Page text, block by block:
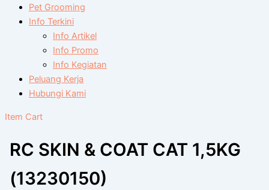
Pet Grooming
Info Terkini
Info Artikel
Info Promo
Info Kegiatan
Peluang Kerja
Hubungi Kami
Item Cart
RC SKIN & COAT CAT 1,5KG
(13230150)